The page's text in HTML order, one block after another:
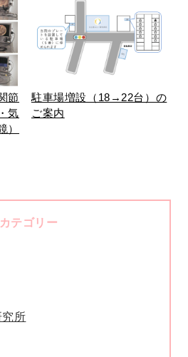
節
気
）
駐車場増設（18→22台）の
ご案内
カテゴリー
究所